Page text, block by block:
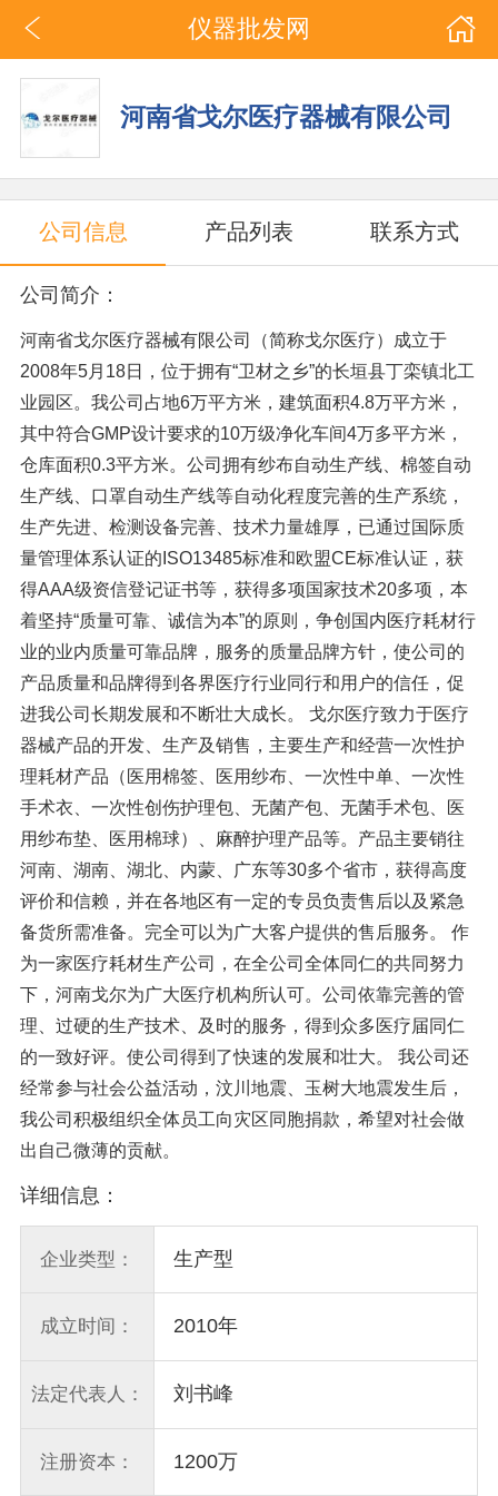
仪器批发网
河南省戈尔医疗器械有限公司
公司信息 产品列表 联系方式
公司简介：
河南省戈尔医疗器械有限公司（简称戈尔医疗）成立于
2008年5月18日，位于拥有“卫材之乡”的长垣县丁栾镇北工
业园区。我公司占地6万平方米，建筑面积4.8万平方米，
其中符合GMP设计要求的10万级净化车间4万多平方米，
仓库面积0.3平方米。公司拥有纱布自动生产线、棉签自动
生产线、口罩自动生产线等自动化程度完善的生产系统，
生产先进、检测设备完善、技术力量雄厚，已通过国际质
量管理体系认证的ISO13485标准和欧盟CE标准认证，获
得AAA级资信登记证书等，获得多项国家技术20多项，本
着坚持“质量可靠、诚信为本”的原则，争创国内医疗耗材行
业的业内质量可靠品牌，服务的质量品牌方针，使公司的
产品质量和品牌得到各界医疗行业同行和用户的信任，促
进我公司长期发展和不断壮大成长。 戈尔医疗致力于医疗
器械产品的开发、生产及销售，主要生产和经营一次性护
理耗材产品（医用棉签、医用纱布、一次性中单、一次性
手术衣、一次性创伤护理包、无菌产包、无菌手术包、医
用纱布垫、医用棉球）、麻醉护理产品等。产品主要销往
河南、湖南、湖北、内蒙、广东等30多个省市，获得高度
评价和信赖，并在各地区有一定的专员负责售后以及紧急
备货所需准备。完全可以为广大客户提供的售后服务。 作
为一家医疗耗材生产公司，在全公司全体同仁的共同努力
下，河南戈尔为广大医疗机构所认可。公司依靠完善的管
理、过硬的生产技术、及时的服务，得到众多医疗届同仁
的一致好评。使公司得到了快速的发展和壮大。 我公司还
经常参与社会公益活动，汶川地震、玉树大地震发生后，
我公司积极组织全体员工向灾区同胞捐款，希望对社会做
出自己微薄的贡献。
详细信息：
企业类型： 生产型
成立时间： 2010年
法定代表人： 刘书峰
注册资本： 1200万